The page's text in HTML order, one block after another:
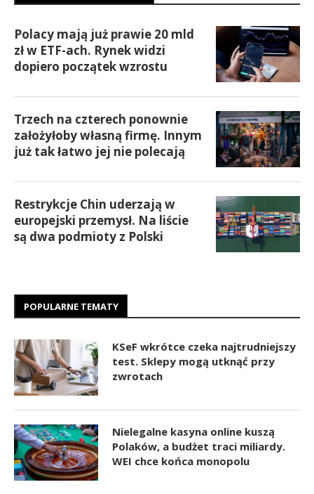
Polacy mają już prawie 20 mld
zł w ETF-ach. Rynek widzi
dopiero początek wzrostu
Trzech na czterech ponownie
założyłoby własną firmę. Innym
już tak łatwo jej nie polecają
Restrykcje Chin uderzają w
europejski przemysł. Na liście
są dwa podmioty z Polski
POPULARNE TEMATY
KSeF wkrótce czeka najtrudniejszy
test. Sklepy mogą utknąć przy
zwrotach
Nielegalne kasyna online kuszą
Polaków, a budżet traci miliardy.
WEI chce końca monopolu